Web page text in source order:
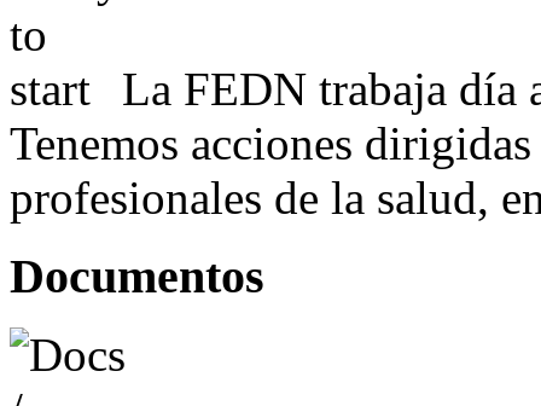
La FEDN trabaja día
Tenemos acciones
profesionales de la salud,
Documentos